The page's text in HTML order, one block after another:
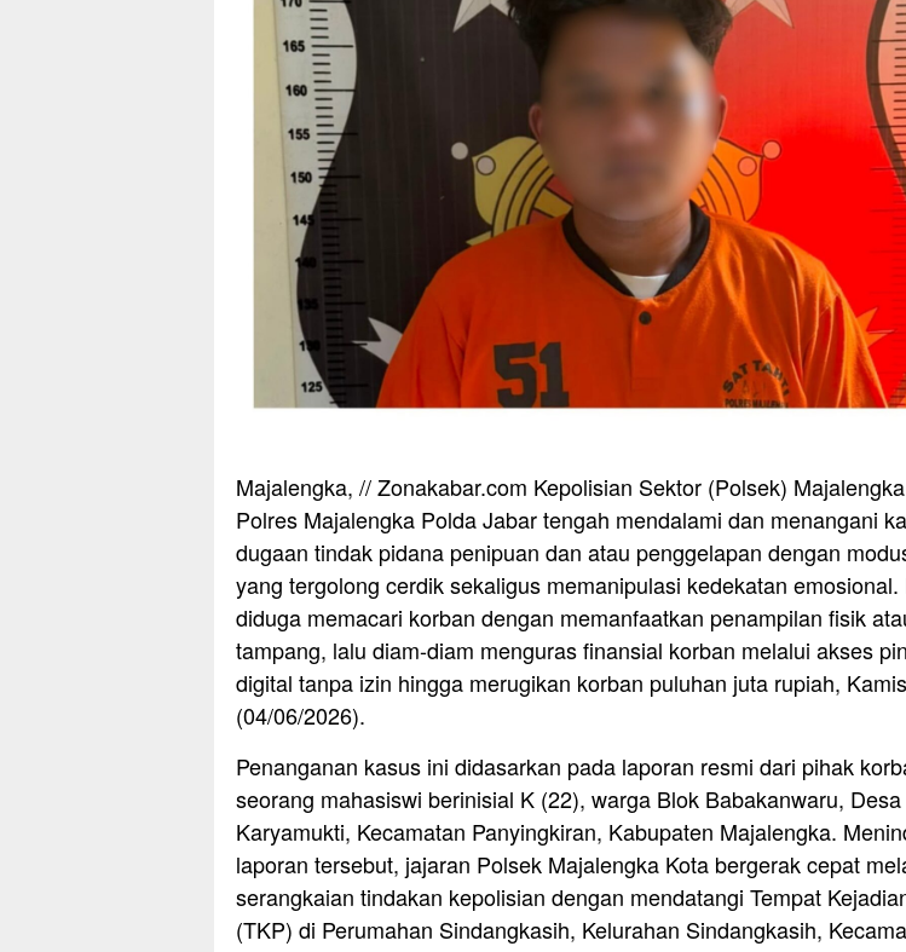
Majalengka, // Zonakabar.com Kepolisian Sektor (Polsek)
Polres Majalengka Polda Jabar tengah mendalami dan menangani
dugaan tindak pidana penipuan dan atau penggelapan dengan
yang tergolong cerdik sekaligus memanipulasi kedekatan emosional.
diduga memacari korban dengan memanfaatkan penampilan fisik
tampang, lalu diam-diam menguras finansial korban melalui akses
digital tanpa izin hingga merugikan korban puluhan juta rupiah, Kamis
(04/06/2026).
Penanganan kasus ini didasarkan pada laporan resmi dari pihak
seorang mahasiswi berinisial K (22), warga Blok Babakanwaru, Desa
Karyamukti, Kecamatan Panyingkiran, Kabupaten Majalengka.
laporan tersebut, jajaran Polsek Majalengka Kota bergerak cepat
serangkaian tindakan kepolisian dengan mendatangi Tempat
(TKP) di Perumahan Sindangkasih, Kelurahan Sindangkasih,